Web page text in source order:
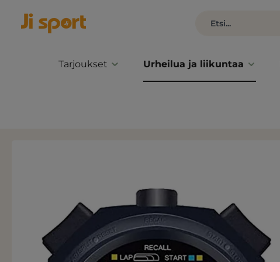
Tarjoukset Urheilua ja liikuntaa